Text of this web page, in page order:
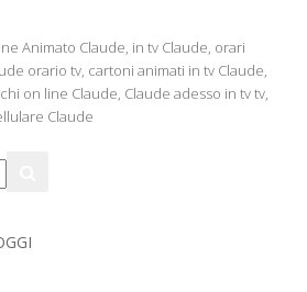
Animato Claude, in tv Claude, orari
orario tv, cartoni animati in tv Claude,
on line Claude, Claude adesso in tv tv,
Claude